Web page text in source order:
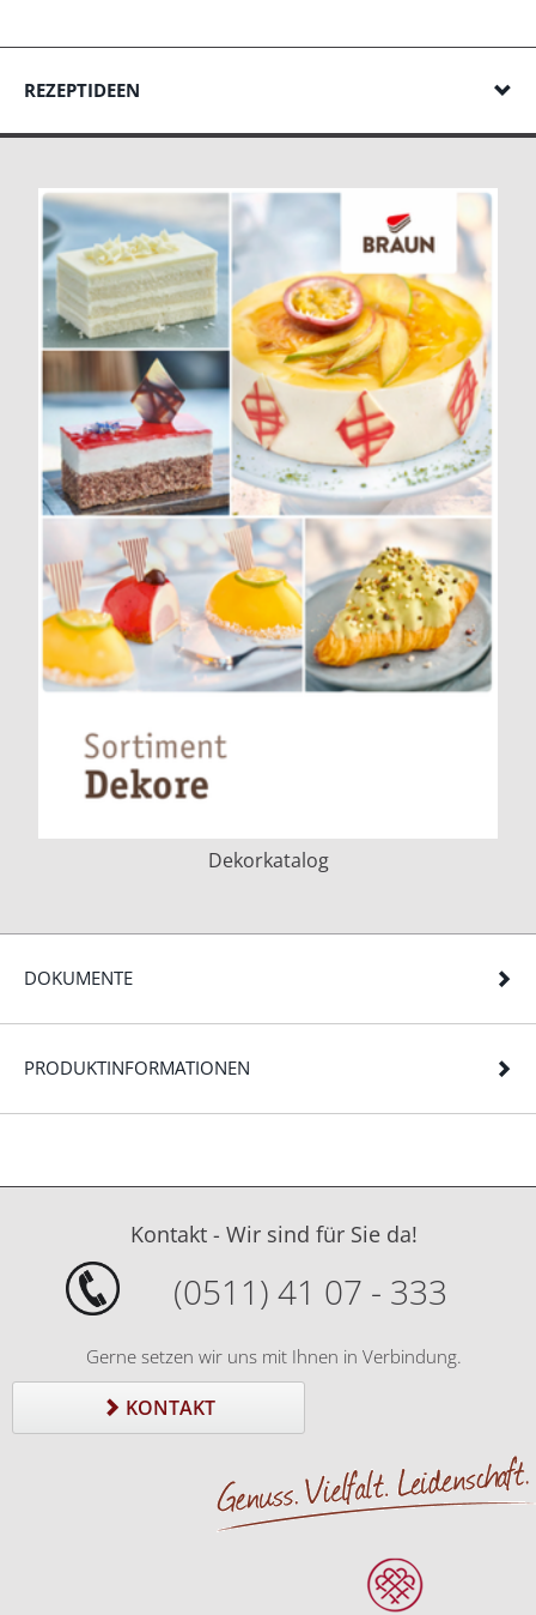
REZEPTIDEEN
Dekorkatalog
DOKUMENTE
PRODUKTINFORMATIONEN
Kontakt - Wir sind für Sie da!
(0511) 41 07 - 333
Gerne setzen wir uns mit Ihnen in Verbindung.
KONTAKT